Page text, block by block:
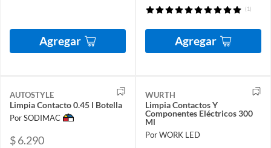
Agregar
(1)
Agregar
AUTOSTYLE
Limpia Contacto 0.45 l Botella
Por SODIMAC
$ 6.290
WURTH
Limpia Contactos Y
Componentes Eléctricos 300
Ml
Por WORK LED